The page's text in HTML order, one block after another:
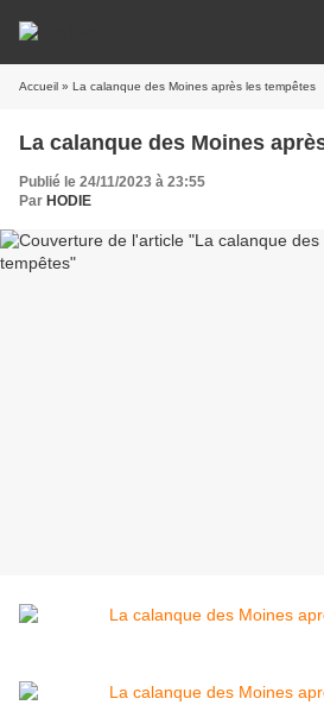
Accueil » La calanque des Moines après les tempêtes
La calanque des Moines
Publié le 24/11/2023 à 23:55
Par HODIE